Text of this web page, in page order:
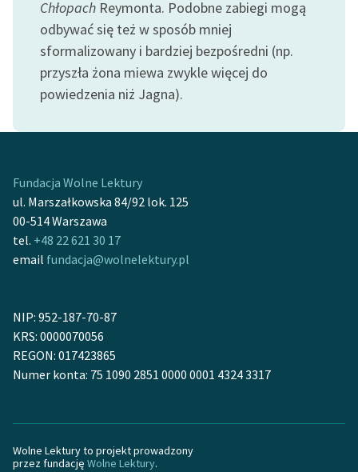
Kontakt
O projekcie
Zespół
Logotypy
Materiały promocyjne
Polityka prywatności
Dane fundacji i
sprawozdania finansowe
Regulamin darowizn
wrażliwych
Deklaracja dostępności
Chłopach Reymonta. Podobne zabiegi mogą
odbywać się też w sposób mniej
sformalizowany i bardziej bezpośredni (np.
przyszła żona miewa zwykle więcej do
powiedzenia niż Jagna).
Fundacja Wolne Lektury
ul. Marszałkowska 84/92 lok. 125
00-514 Warszawa
tel. +48 22 621 30 17
email fundacja@wolnelektury.pl
NIP: 952-187-70-87
KRS: 0000070056
REGON: 017423865
Numer konta: 75 1090 2851 0000 0001 4324 3317
Wolne Lektury to projekt prowadzony
przez fundację Wolne Lektury.